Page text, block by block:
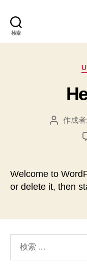
検索
投
作成
Welcome to
or delete it, then